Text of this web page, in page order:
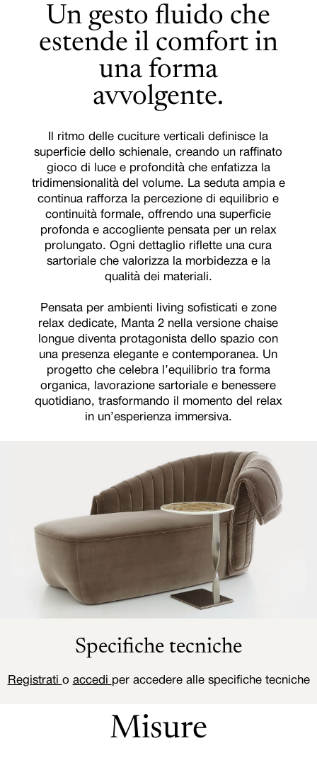
Un gesto fluido che
estende il comfort in
una forma
avvolgente.
Il ritmo delle cuciture verticali definisce la
superficie dello schienale, creando un raffinato
gioco di luce e profondità che enfatizza la
tridimensionalità del volume. La seduta ampia e
continua rafforza la percezione di equilibrio e
continuità formale, offrendo una superficie
profonda e accogliente pensata per un relax
prolungato. Ogni dettaglio riflette una cura
sartoriale che valorizza la morbidezza e la
qualità dei materiali.
Pensata per ambienti living sofisticati e zone
relax dedicate, Manta 2 nella versione chaise
longue diventa protagonista dello spazio con
una presenza elegante e contemporanea. Un
progetto che celebra l’equilibrio tra forma
organica, lavorazione sartoriale e benessere
quotidiano, trasformando il momento del relax
in un’esperienza immersiva.
Specifiche tecniche
Registrati o accedi per accedere alle specifiche tecniche
Misure